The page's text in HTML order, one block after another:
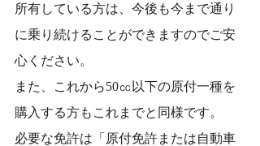
所有している方は、今後も今まで通り
に乗り続けることができますのでご安
心ください。
また、これから50㏄以下の原付一種を
購入する方もこれまでと同様です。
必要な免許は「原付免許または自動車